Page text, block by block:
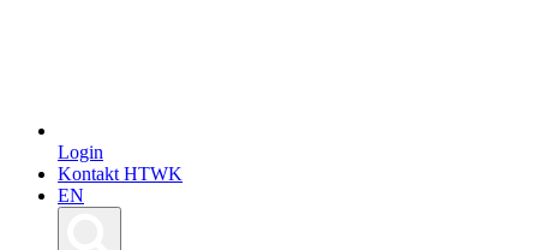
Login
Kontakt HTWK
EN